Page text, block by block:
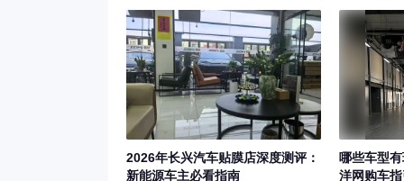
2026年长兴汽车贴膜店深度测评：
新能源车主必看指南
哪些车型
洋网购车